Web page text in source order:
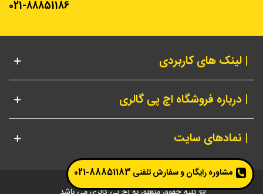
021-88851186
| لینک های کاربردی
| درباره فروشگاه اچ پی گالری
| نمادهای سایت
مشاوره رایگان و سفارش تلفنی 88851183-021